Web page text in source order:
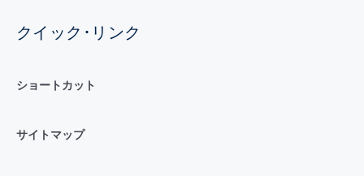
クイック･リンク
ショートカット
サイトマップ